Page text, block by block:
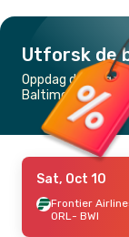
Utforsk de
Oppdag de
Baltimore
Sat, Oct 10
Frontier
ORL- BWI